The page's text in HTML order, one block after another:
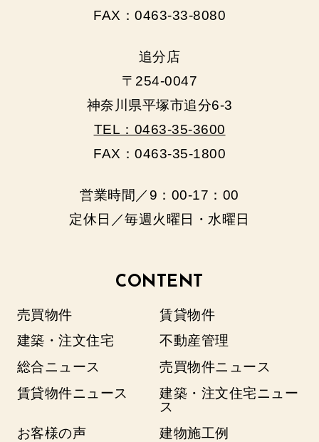
FAX：0463-33-8080
追分店
〒254-0047
神奈川県平塚市追分6-3
TEL：0463-35-3600
FAX：0463-35-1800
営業時間／9：00‐17：00
定休日／毎週火曜日・水曜日
CONTENT
売買物件
賃貸物件
建築・注文住宅
不動産管理
総合ニュース
売買物件ニュース
賃貸物件ニュース
建築・注文住宅ニュー
ス
お客様の声
建物施工例